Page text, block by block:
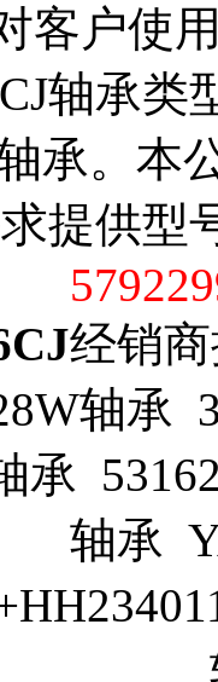
客户使
轴承
承。本
提供型
经销
轴承
承
轴承